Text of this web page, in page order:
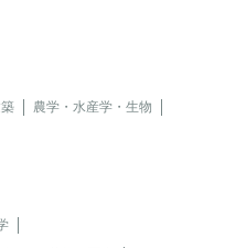
農学・水産学・生物